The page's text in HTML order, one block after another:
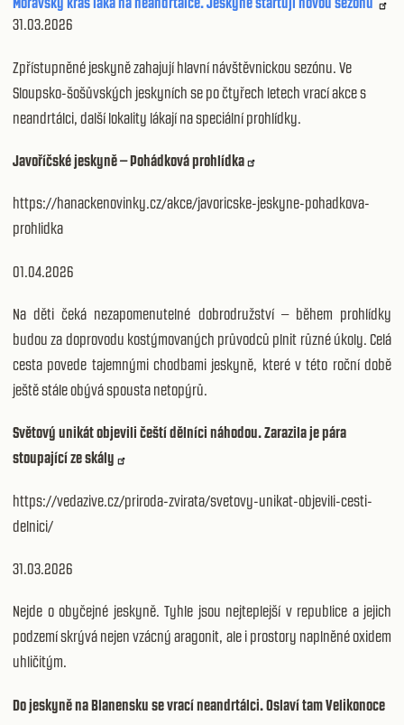
31.03.2026
Zpřístupněné jeskyně zahajují hlavní návštěvnickou sezónu. Ve
Sloupsko-šošůvských jeskyních se po čtyřech letech vrací akce s
neandrtálci, další lokality lákají na speciální prohlídky.
Javoříčské jeskyně – Pohádková prohlídka
https://hanackenovinky.cz/akce/javoricske-jeskyne-pohadkova-
prohlidka
01.04.2026
Na děti čeká nezapomenutelné dobrodružství – během prohlídky
budou za doprovodu kostýmovaných průvodců plnit různé úkoly. Celá
cesta povede tajemnými chodbami jeskyně, které v této roční době
ještě stále obývá spousta netopýrů.
Světový unikát objevili čeští dělníci náhodou. Zarazila je pára
stoupající ze skály
https://vedazive.cz/priroda-zvirata/svetovy-unikat-objevili-cesti-
delnici/
31.03.2026
Nejde o obyčejné jeskyně. Tyhle jsou nejteplejší v republice a jejich
podzemí skrývá nejen vzácný aragonit, ale i prostory naplněné oxidem
uhličitým.
Do jeskyně na Blanensku se vrací neandrtálci. Oslaví tam Velikonoce